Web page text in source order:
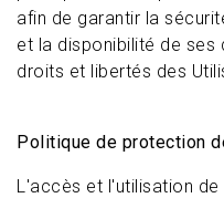
afin de garantir la
et la disponibilité de ses
droits et libertés des
Politique de protection
L'accès et l'utilisation